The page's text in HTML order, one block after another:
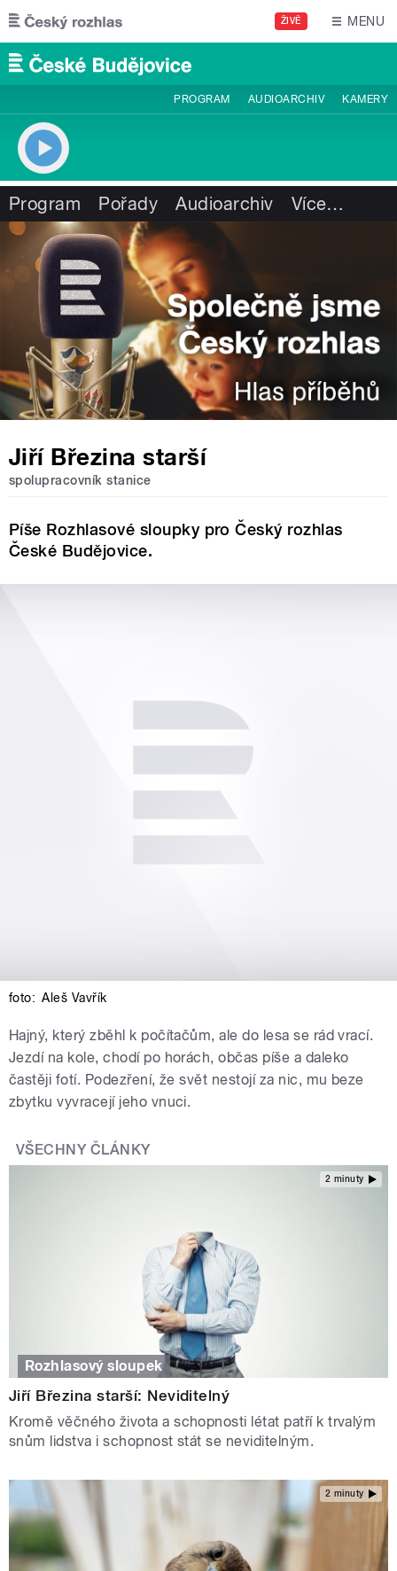
Přejít k hlavnímu obsahu
ŽIVĚ MENU
PROGRAM AUDIOARCHIV KAMERY
Program Pořady Audioarchiv Více…
Jiří Březina starší
spolupracovník stanice
Píše Rozhlasové sloupky pro Český rozhlas
České Budějovice.
foto: Aleš Vavřík
Hajný, který zběhl k počítačům, ale do lesa se rád vrací.
Jezdí na kole, chodí po horách, občas píše a daleko
častěji fotí. Podezření, že svět nestojí za nic, mu beze
zbytku vyvracejí jeho vnuci.
VŠECHNY ČLÁNKY
2 minuty
Rozhlasový sloupek
Jiří Březina starší: Neviditelný
Kromě věčného života a schopnosti létat patří k trvalým
snům lidstva i schopnost stát se neviditelným.
2 minuty